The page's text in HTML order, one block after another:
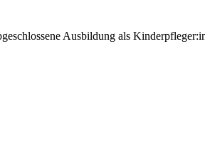
Ausbildung als